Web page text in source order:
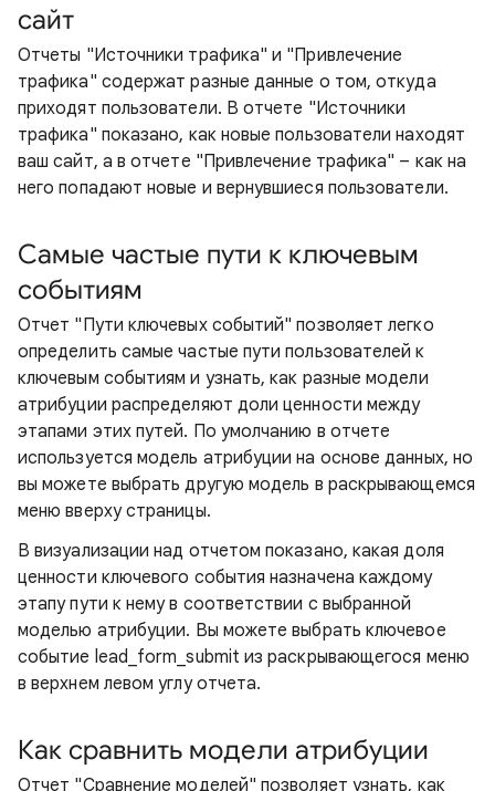
сайт
Отчеты "Источники трафика" и "Привлечение
трафика" содержат разные данные о том, откуда
приходят пользователи. В отчете "Источники
трафика" показано, как новые пользователи находят
ваш сайт, а в отчете "Привлечение трафика" – как на
него попадают новые и вернувшиеся пользователи.
Самые частые пути к ключевым
событиям
Отчет "Пути ключевых событий" позволяет легко
определить самые частые пути пользователей к
ключевым событиям и узнать, как разные модели
атрибуции распределяют доли ценности между
этапами этих путей. По умолчанию в отчете
используется модель атрибуции на основе данных, но
вы можете выбрать другую модель в раскрывающемся
меню вверху страницы.
В визуализации над отчетом показано, какая доля
ценности ключевого события назначена каждому
этапу пути к нему в соответствии с выбранной
моделью атрибуции. Вы можете выбрать ключевое
событие lead_form_submit из раскрывающегося меню
в верхнем левом углу отчета.
Как сравнить модели атрибуции
Отчет "Сравнение моделей" позволяет узнать, как